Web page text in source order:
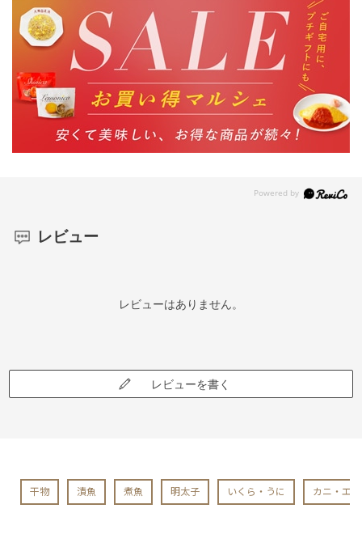
レビュー
レビューはありません。
レビューを書く
干物 漬魚 煮魚 明太子 いくら・うに カニ・エビ